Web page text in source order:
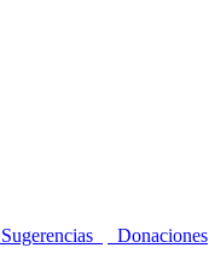
Sugerencias Donaciones